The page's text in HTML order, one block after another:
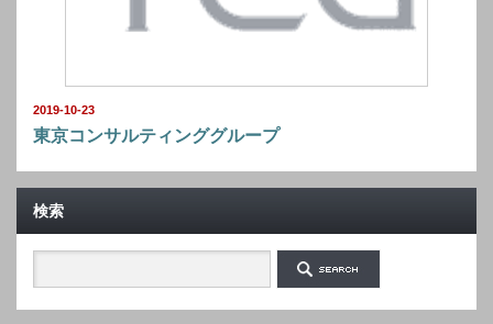
2019-10-23
東京コンサルティンググループ
検索